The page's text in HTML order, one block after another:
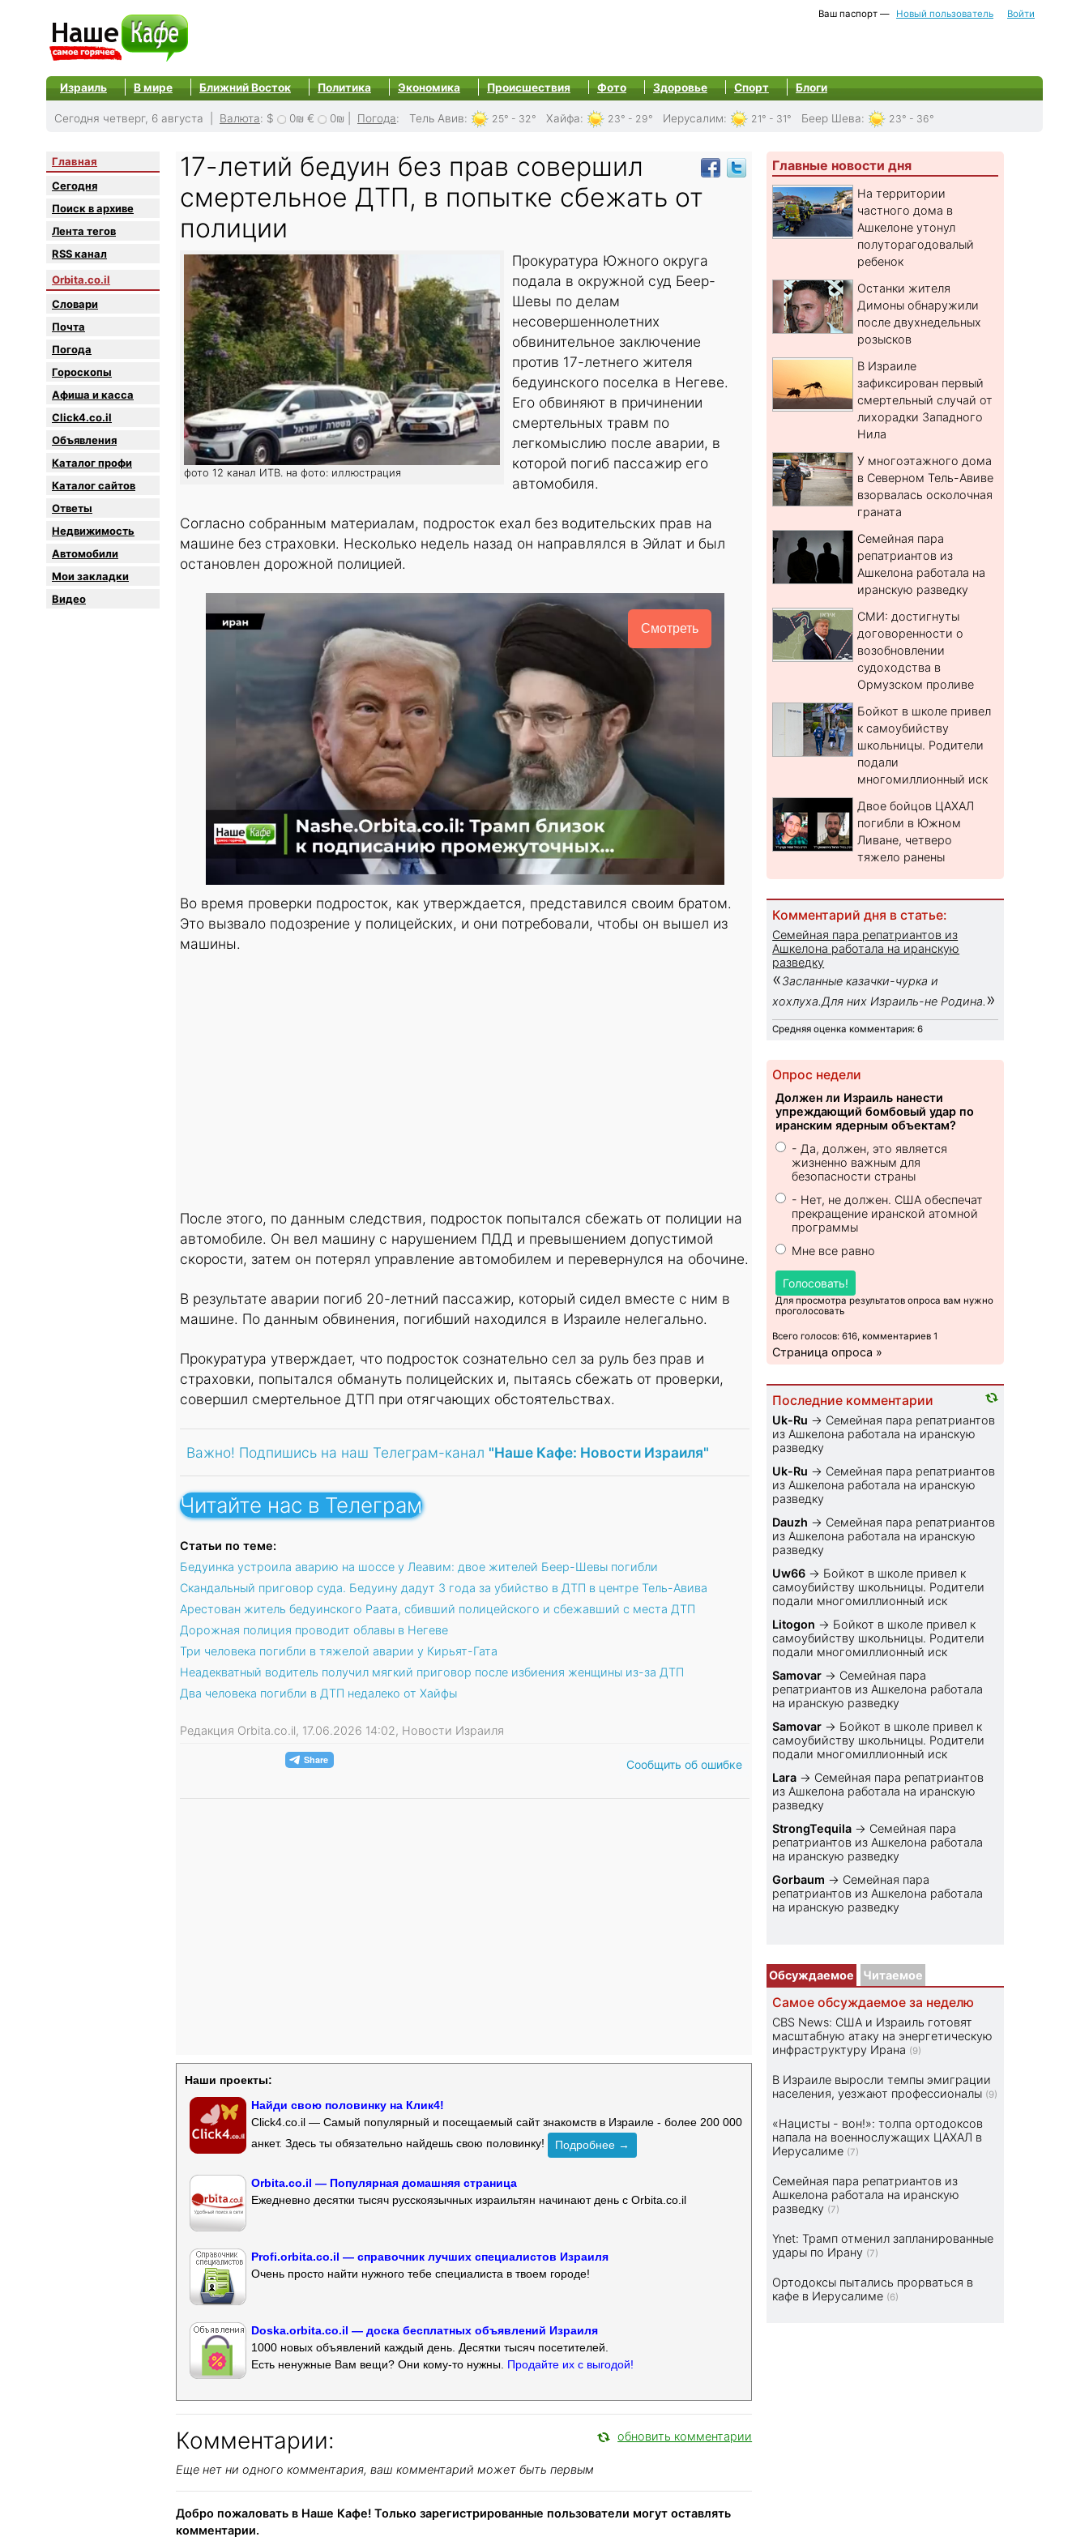
Ваш паспорт — Новый пользователь Войти
Израиль В мире Ближний Восток Политика Экономика Происшествия Фото Здоровье Спорт Блоги
Сегодня четверг, 6 августа | Валюта: $ 0₪ € 0₪ Погода: Тель Авив: 25° - 32° Хайфа: 23° - 29° Иерусалим: 21° - 31° Беер Шева: 23° - 36°
Главная
Сегодня
Поиск в архиве
Лента тегов
RSS канал
Orbita.co.il
Словари
Почта
Погода
Гороскопы
Афиша и касса
Click4.co.il
Объявления
Каталог профи
Каталог сайтов
Oтветы
Недвижимость
Автомобили
Мои закладки
Видео
17-летий бедуин без прав совершил
смертельное ДТП, в попытке сбежать от
полиции
фото 12 канал ИТВ. на фото: иллюстрация
Прокуратура Южного округа
подала в окружной суд Беер-
Шевы по делам
несовершеннолетних
обвинительное заключение
против 17-летнего жителя
бедуинского поселка в Негеве.
Его обвиняют в причинении
смертельных травм по
легкомыслию после аварии, в
которой погиб пассажир его
автомобиля.
Согласно собранным материалам, подросток ехал без водительских прав на
машине без страховки. Несколько недель назад он направлялся в Эйлат и был
остановлен дорожной полицией.
Смотреть
Во время проверки подросток, как утверждается, представился своим братом.
Это вызвало подозрение у полицейских, и они потребовали, чтобы он вышел из
машины.
После этого, по данным следствия, подросток попытался сбежать от полиции на
автомобиле. Он вел машину с нарушением ПДД и превышением допустимой
скорости, затем он потерял управление автомобилем и перевернулся на обочине.
В результате аварии погиб 20-летний пассажир, который сидел вместе с ним в
машине. По данным обвинения, погибший находился в Израиле нелегально.
Прокуратура утверждает, что подросток сознательно сел за руль без прав и
страховки, попытался обмануть полицейских и, пытаясь сбежать от проверки,
совершил смертельное ДТП при отягчающих обстоятельствах.
Важно! Подпишись на наш Телеграм-канал "Наше Кафе: Новости Израиля"
Читайте нас в Телеграм
Статьи по теме:
Бедуинка устроила аварию на шоссе у Леавим: двое жителей Беер-Шевы погибли
Скандальный приговор суда. Бедуину дадут 3 года за убийство в ДТП в центре Тель-Авива
Арестован житель бедуинского Раата, сбивший полицейского и сбежавший с места ДТП
Дорожная полиция проводит облавы в Негеве
Три человека погибли в тяжелой аварии у Кирьят-Гата
Неадекватный водитель получил мягкий приговор после избиения женщины из-за ДТП
Два человека погибли в ДТП недалеко от Хайфы
Редакция Orbita.co.il, 17.06.2026 14:02, Новости Израиля
Сообщить об ошибке
Наши проекты:
Найди свою половинку на Клик4!
Click4.co.il — Самый популярный и посещаемый сайт знакомств в Израиле - более 200 000
анкет. Здесь ты обязательно найдешь свою половинку!
Подробнее →
Orbita.co.il — Популярная домашняя страница
Ежедневно десятки тысяч русскоязычных израильтян начинают день с Orbita.co.il
Profi.orbita.co.il — справочник лучших специалистов Израиля
Очень просто найти нужного тебе специалиста в твоем городе!
Doska.orbita.co.il — доска бесплатных объявлений Израиля
1000 новых объявлений каждый день. Десятки тысяч посетителей.
Есть ненужные Вам вещи? Они кому-то нужны. Продайте их с выгодой!
Комментарии: обновить комментарии
Еще нет ни одного комментария, ваш комментарий может быть первым
Добро пожаловать в Наше Кафе! Только зарегистрированные пользователи могут оставлять
комментарии.
Главные новости дня
На территории
частного дома в
Ашкелоне утонул
полуторагодовалый
ребенок
Останки жителя
Димоны обнаружили
после двухнедельных
розысков
В Израиле
зафиксирован первый
смертельный случай от
лихорадки Западного
Нила
У многоэтажного дома
в Северном Тель-Авиве
взорвалась осколочная
граната
Семейная пара
репатриантов из
Ашкелона работала на
иранскую разведку
СМИ: достигнуты
договоренности о
возобновлении
судоходства в
Ормузском проливе
Бойкот в школе привел
к самоубийству
школьницы. Родители
подали
многомиллионный иск
Двое бойцов ЦАХАЛ
погибли в Южном
Ливане, четверо
тяжело ранены
Комментарий дня в статье:
Семейная пара репатриантов из
Ашкелона работала на иранскую
разведку
«Засланные казачки-чурка и
хохлуха.Для них Израиль-не Родина. »
Средняя оценка комментария: 6
Опрос недели
Должен ли Израиль нанести
упреждающий бомбовый удар по
иранским ядерным объектам?
- Да, должен, это является
жизненно важным для
безопасности страны
- Нет, не должен. США обеспечат
прекращение иранской атомной
программы
Мне все равно
Голосовать!
Для просмотра результатов опроса вам нужно
проголосовать
Всего голосов: 616, комментариев 1
Страница опроса »
Последние комментарии
Uk-Ru → Семейная пара репатриантов
из Ашкелона работала на иранскую
разведку
Uk-Ru → Семейная пара репатриантов
из Ашкелона работала на иранскую
разведку
Dauzh → Семейная пара репатриантов
из Ашкелона работала на иранскую
разведку
Uw66 → Бойкот в школе привел к
самоубийству школьницы. Родители
подали многомиллионный иск
Litogon → Бойкот в школе привел к
самоубийству школьницы. Родители
подали многомиллионный иск
Samovar → Семейная пара
репатриантов из Ашкелона работала
на иранскую разведку
Samovar → Бойкот в школе привел к
самоубийству школьницы. Родители
подали многомиллионный иск
Lara → Семейная пара репатриантов
из Ашкелона работала на иранскую
разведку
StrongTequila → Семейная пара
репатриантов из Ашкелона работала
на иранскую разведку
Gorbaum → Семейная пара
репатриантов из Ашкелона работала
на иранскую разведку
Обсуждаемое Читаемое
Самое обсуждаемое за неделю
CBS News: США и Израиль готовят
масштабную атаку на энергетическую
инфраструктуру Ирана (9)
В Израиле выросли темпы эмиграции
населения, уезжают профессионалы (9)
«Нацисты - вон!»: толпа ортодоксов
напала на военнослужащих ЦАХАЛ в
Иерусалиме (7)
Семейная пара репатриантов из
Ашкелона работала на иранскую
разведку (7)
Ynet: Трамп отменил запланированные
удары по Ирану (7)
Ортодоксы пытались прорваться в
кафе в Иерусалиме (6)